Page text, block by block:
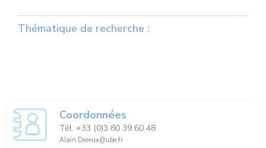
Thématique de recherche :
Coordonnées
Tél. +33 (0)3 80 39 60 48
Alain.Dereux@ube.fr